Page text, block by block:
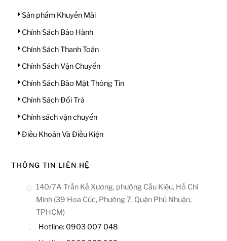
Sản phẩm Khuyến Mãi
Chính Sách Bảo Hành
Chính Sách Thanh Toán
Chính Sách Vận Chuyển
Chính Sách Bảo Mật Thông Tin
Chính Sách Đổi Trả
Chính sách vận chuyển
Điều Khoản Và Điều Kiện
THÔNG TIN LIÊN HỆ
140/7A Trần Kế Xương, phường Cầu Kiệu, Hồ Chí
Minh (39 Hoa Cúc, Phường 7, Quận Phú Nhuận,
TPHCM)
Hotline: 0903 007 048